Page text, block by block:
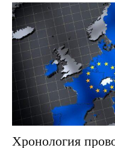
Хронология